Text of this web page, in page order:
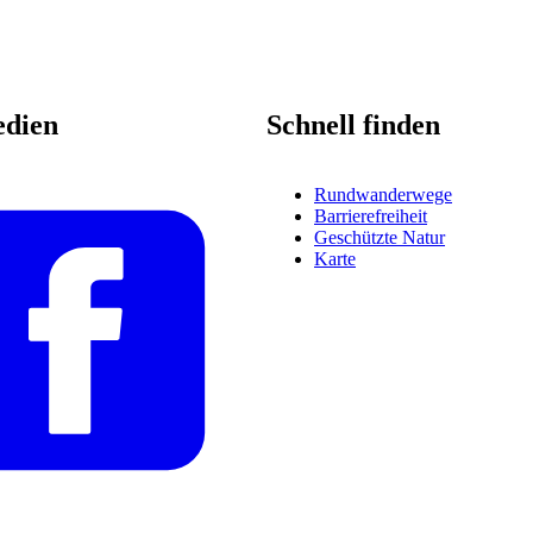
Schnell finden
Rundwanderwege
Barrierefreiheit
Geschützte Natur
Karte